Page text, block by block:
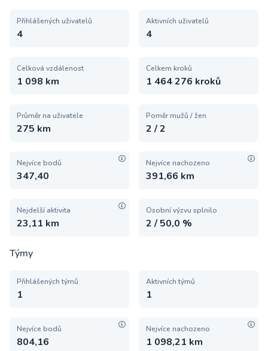
Přihlášených uživatelů
4
Aktivních uživatelů
4
Celková vzdálenost
1 098 km
Celkem kroků
1 464 276 kroků
Průměr na uživatele
275 km
Poměr mužů / žen
2 / 2
Nejvíce bodů
347,40
Nejvíce nachozeno
391,66 km
Nejdelší aktivita
23,11 km
Osobní výzvu splnilo
2 / 50,0 %
Týmy
Přihlášených týmů
1
Aktivních týmů
1
Nejvíce bodů
804,16
Nejvíce nachozeno
1 098,21 km